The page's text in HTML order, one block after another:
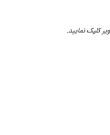
کلیک نمایید.